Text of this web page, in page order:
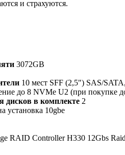
и страхуются.
3072GB
10 мест SFF (2,5") SAS/
до 8 NVMe U2 (при покупке
дисков в комплекте 2
установка 10gbe
RAID Controller H330 12Gbs